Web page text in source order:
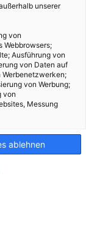
dazu
in unserer
diesem
Nachrichten
tollen
unserer
von
Webbrowsers;
Ausführung von
von Daten auf
Werbenetzwerken;
von Werbung;
von
Messung
ablehnen